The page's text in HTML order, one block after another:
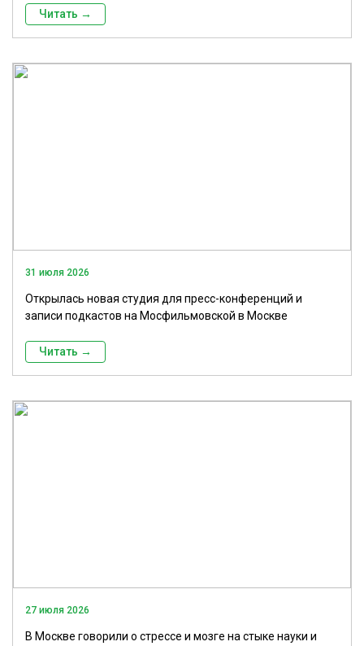
Читать →
31 июля 2026
Открылась новая студия для пресс-конференций и
записи подкастов на Мосфильмовской в Москве
Читать →
27 июля 2026
В Москве говорили о стрессе и мозге на стыке науки и